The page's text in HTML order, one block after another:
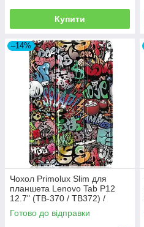
Купити
–14%
Чохол Primolux Slim для
планшета Lenovo Tab P12
12.7" (TB-370 / TB372) /
Xiaoxin Pad Pro 12.7" (TB371)
- Graffiti
Готово до відправки